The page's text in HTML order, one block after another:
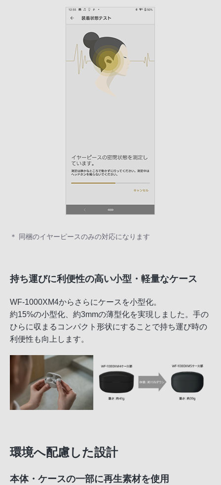
＊ 同梱のイヤーピースのみの対応になります
持ち運びに利便性の高い小型・軽量なケース
WF-1000XM4からさらにケースを小型化。
約15%の小型化、約3mmの薄型化を実現しました。手の
ひらに収まるコンパクト形状にすることで持ち運び時の
利便性も向上します。
環境へ配慮した設計
本体・ケースの一部に再生素材を使用